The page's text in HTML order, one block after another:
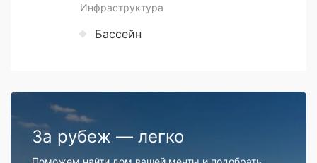
Инфраструктура
Бассейн
За рубеж — легко